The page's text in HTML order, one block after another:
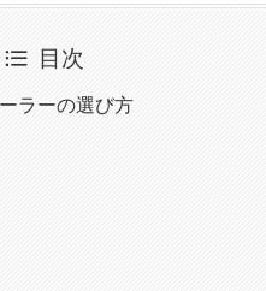
目次
ラーの選び方